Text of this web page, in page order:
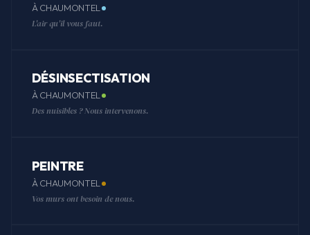
À CHAUMONTEL
L'air qu'il vous faut.
DÉSINSECTISATION
À CHAUMONTEL
Des nuisibles ? Nous intervenons.
PEINTRE
À CHAUMONTEL
Vos murs ont besoin de nous.